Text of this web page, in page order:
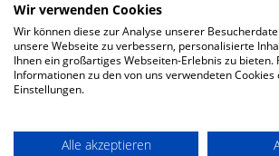
Wir verwenden Cookies
Wir können diese zur Analyse unserer
unsere Webseite zu verbessern, personalisierte
Ihnen ein großartiges Webseiten-Erlebnis zu bieten.
Informationen zu den von uns verwendeten Cookies
Einstellungen.
Alle akzeptieren